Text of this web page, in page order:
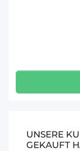
UNSERE
GEKAUFT